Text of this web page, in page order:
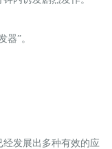
器”。
发展出多种有效的应